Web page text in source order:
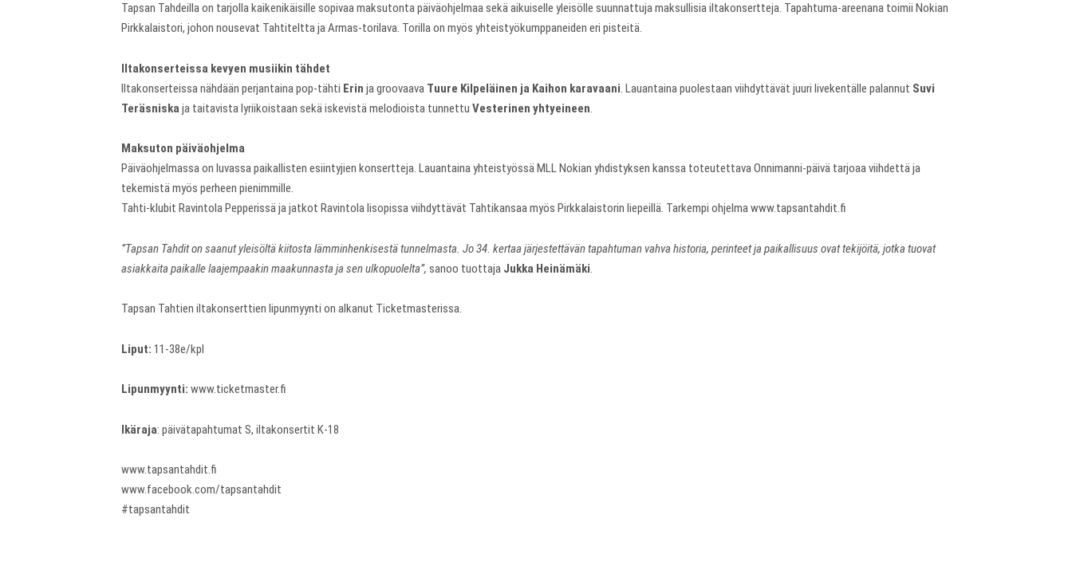
Tapsan Tahdeilla on tarjolla kaikenikäisille sopivaa maksutonta päiväohjelmaa sekä aikuiselle yleisölle suunnattuja maksullisia iltakonsertteja. Tapahtuma-areenana toimii Nokian
Pirkkalaistori, johon nousevat Tahtiteltta ja Armas-torilava. Torilla on myös yhteistyökumppaneiden eri pisteitä.
Iltakonserteissa kevyen musiikin tähdet
Iltakonserteissa nähdään perjantaina pop-tähti Erin ja groovaava Tuure Kilpeläinen ja Kaihon karavaani . Lauantaina puolestaan viihdyttävät juuri livekentälle palannut Suvi
Teräsniska ja taitavista lyriikoistaan sekä iskevistä melodioista tunnettu Vesterinen yhtyeineen
Maksuton päiväohjelma
Päiväohjelmassa on luvassa paikallisten esiintyjien konsertteja. Lauantaina yhteistyössä MLL Nokian yhdistyksen kanssa toteutettava Onnimanni-päivä tarjoaa viihdettä ja
tekemistä myös perheen pienimmille.
Tahti-klubit Ravintola Pepperissä ja jatkot Ravintola Iisopissa viihdyttävät Tahtikansaa myös Pirkkalaistorin liepeillä. Tarkempi ohjelma www.tapsantahdit.fi
”Tapsan Tahdit on saanut yleisöltä kiitosta lämminhenkisestä tunnelmasta. Jo 34. kertaa järjestettävän tapahtuman vahva historia, perinteet ja paikallisuus ovat tekijöitä, jotka tuovat
asiakkaita paikalle laajempaakin maakunnasta ja sen ulkopuolelta”, sanoo tuottaja Jukka Heinämäki
Tapsan Tahtien iltakonserttien lipunmyynti on alkanut Ticketmasterissa.
Liput: 11-38e/kpl
Lipunmyynti: www.ticketmaster.fi
Ikäraja: päivätapahtumat S, iltakonsertit K-18
www.tapsantahdit.fi
www.facebook.com/tapsantahdit
#tapsantahdit